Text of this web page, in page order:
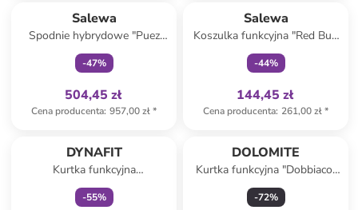
Salewa
Spodnie hybrydowe "Puez
Powertex" w kolorze khaki
-47%
504,45 zł
Cena producenta: 957,00 zł*
Salewa
Koszulka funkcyjna "Red Bull
X-Alps" w kolorze czerwonym
-44%
144,45 zł
Cena producenta: 261,00 zł*
DYNAFIT
Kurtka funkcyjna
"TRANSALPER GTX" w
kolorze zielono-bordowym
-55%
DOLOMITE
Kurtka funkcyjna "Dobbiaco"
w kolorze zielonym
-72%